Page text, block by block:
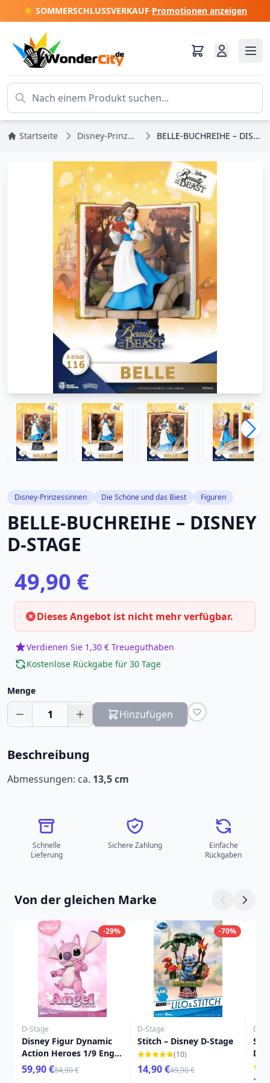
☀️ SOMMERSCHLUSSVERKAUF·Promotionen anzeigen
Startseite Disney-Prinzessinnen BELLE-BUCHREIHE – DISNEY D-STAGE
Disney-Prinzessinnen Die Schöne und das Biest Figuren
BELLE-BUCHREIHE – DISNEY
D-STAGE
49,90 €
Dieses Angebot ist nicht mehr verfügbar.
Verdienen Sie 1,30 € Treueguthaben
Kostenlose Rückgabe für 30 Tage
Menge
1 Hinzufügen
Beschreibung
Abmessungen: ca. 13,5 cm
Schnelle
Lieferung
Sichere Zahlung
Einfache
Rückgaben
Von der gleichen Marke
-29%
D-Stage
Disney Figur Dynamic
Action Heroes 1/9 Engel
(Lilo & Stitch) 16 cm
59,90 €84,90 €
-70%
D-Stage
Stitch – Disney D-Stage
(10)
14,90 €49,90 €
D-